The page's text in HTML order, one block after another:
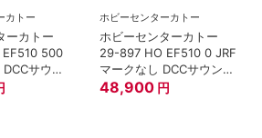
カトー
ーカトー
500
サウン
ージ
ホビーセンターカトー
ホビーセンターカトー
29-897 HO EF510 0 JRF
マークなし DCCサウンド
搭載済 HOゲージ
48,900 円